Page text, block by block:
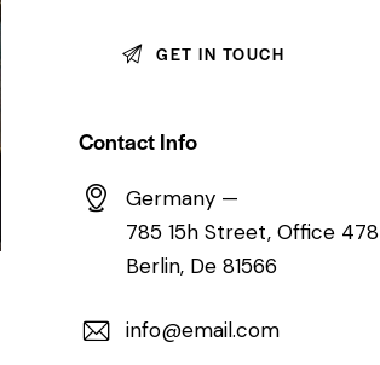
Contact Info
Germany —
785 15h Street, Office 478
Berlin, De 81566
info@email.com